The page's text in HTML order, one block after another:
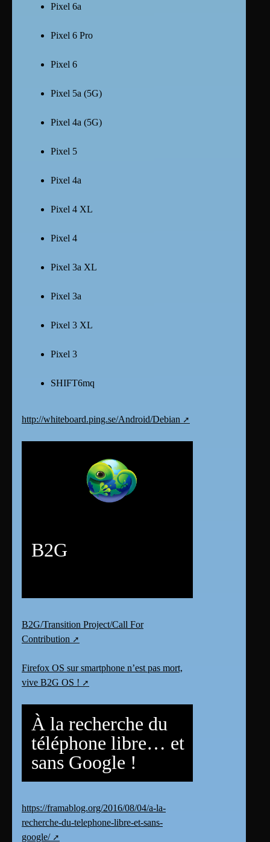
Pixel 6a
Pixel 6 Pro
Pixel 6
Pixel 5a (5G)
Pixel 4a (5G)
Pixel 5
Pixel 4a
Pixel 4 XL
Pixel 4
Pixel 3a XL
Pixel 3a
Pixel 3 XL
Pixel 3
SHIFT6mq
http://whiteboard.ping.se/Android/Debian
B2G
B2G/Transition Project/Call For
Contribution
Firefox OS sur smartphone n’est pas mort,
vive B2G OS !
À la recherche du
téléphone libre… et
sans Google !
https://framablog.org/2016/08/04/a-la-
recherche-du-telephone-libre-et-sans-
google/